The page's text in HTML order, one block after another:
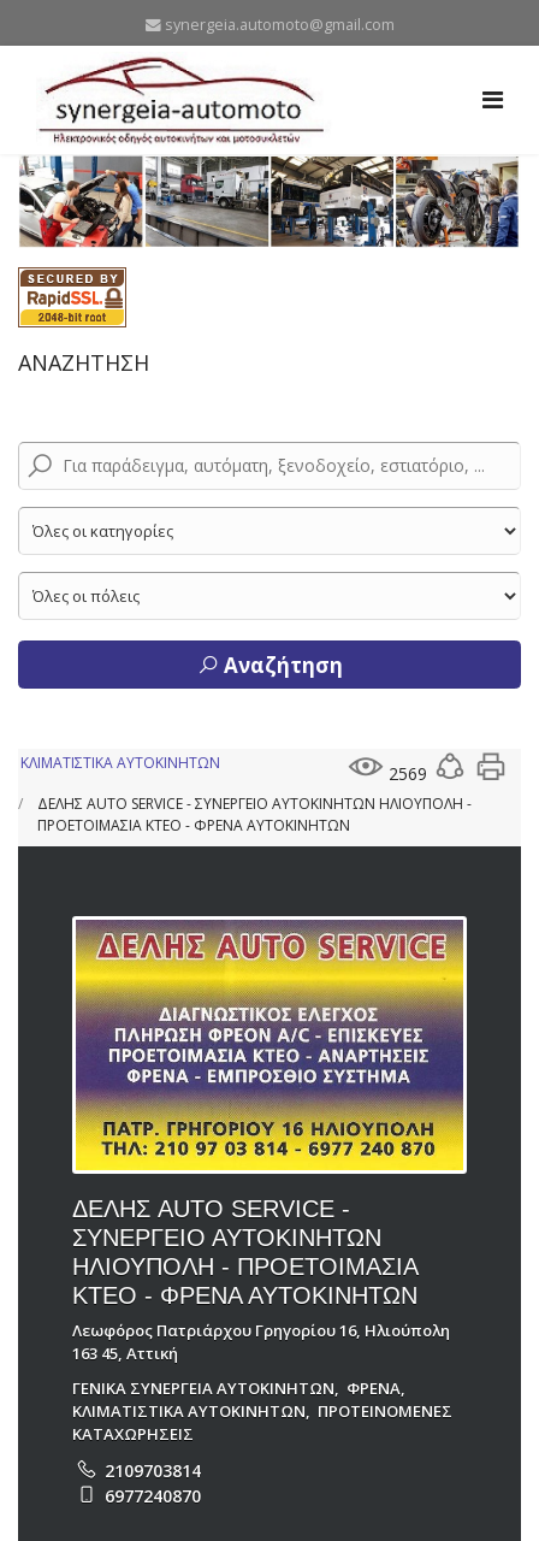
synergeia.automoto@gmail.com
ΑΝΑΖΗΤΗΣΗ
Αναζήτηση
2569
ΚΛΙΜΑΤΙΣΤΙΚΑ ΑΥΤΟΚΙΝΗΤΩΝ
ΔΕΛΗΣ AUTO SERVICE - ΣΥΝΕΡΓΕΙΟ ΑΥΤΟΚΙΝΗΤΩΝ ΗΛΙΟΥΠΟΛΗ -
ΠΡΟΕΤΟΙΜΑΣΙΑ ΚΤΕΟ - ΦΡΕΝΑ ΑΥΤΟΚΙΝΗΤΩΝ
ΔΕΛΗΣ AUTO SERVICE -
ΣΥΝΕΡΓΕΙΟ ΑΥΤΟΚΙΝΗΤΩΝ
ΗΛΙΟΥΠΟΛΗ - ΠΡΟΕΤΟΙΜΑΣΙΑ
ΚΤΕΟ - ΦΡΕΝΑ ΑΥΤΟΚΙΝΗΤΩΝ
Λεωφόρος Πατριάρχου Γρηγορίου 16, Ηλιούπολη
163 45, Αττική
ΓΕΝΙΚΑ ΣΥΝΕΡΓΕΙΑ ΑΥΤΟΚΙΝΗΤΩΝ, ΦΡΕΝΑ,
ΚΛΙΜΑΤΙΣΤΙΚΑ ΑΥΤΟΚΙΝΗΤΩΝ, ΠΡΟΤΕΙΝΟΜΕΝΕΣ
ΚΑΤΑΧΩΡΗΣΕΙΣ
2109703814
6977240870